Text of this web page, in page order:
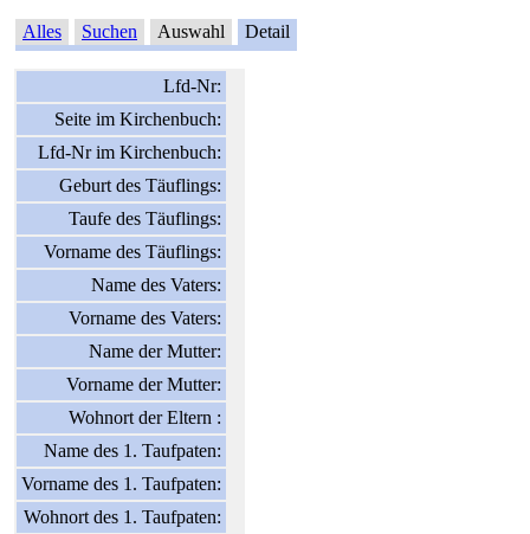
Alles Suchen Auswahl Detail
Lfd-Nr:
Seite im Kirchenbuch:
Lfd-Nr im Kirchenbuch:
Geburt des Täuflings:
Taufe des Täuflings:
Vorname des Täuflings:
Name des Vaters:
Vorname des Vaters:
Name der Mutter:
Vorname der Mutter:
Wohnort der Eltern :
Name des 1. Taufpaten:
Vorname des 1. Taufpaten:
Wohnort des 1. Taufpaten: